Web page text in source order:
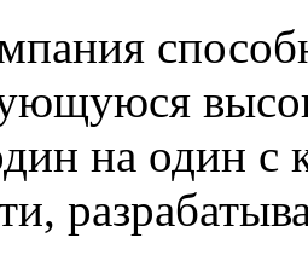
на один с